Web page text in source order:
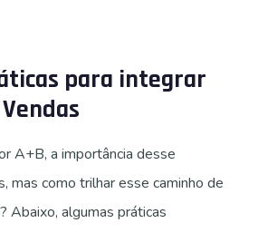
para integrar
A+B, a importância desse
mas como trilhar esse caminho de
Abaixo, algumas práticas